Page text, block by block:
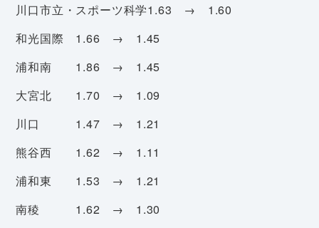
川口市立・スポーツ科学1.63 → 1.60
和光国際 1.66 → 1.45
浦和南 1.86 → 1.45
大宮北 1.70 → 1.09
川口 1.47 → 1.21
熊谷西 1.62 → 1.11
浦和東 1.53 → 1.21
南稜 1.62 → 1.30